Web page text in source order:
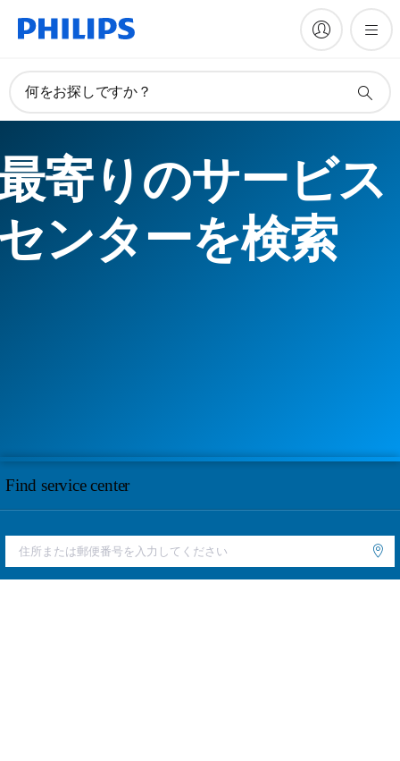
何をお探しですか？
寄りのサービス
ンターを検索
Find service center